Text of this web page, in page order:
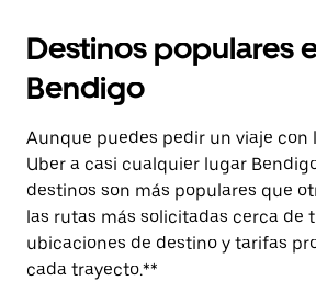
Destinos populares
Bendigo
Aunque puedes pedir un viaje con
Uber a casi cualquier lugar
destinos son más populares que
las rutas más solicitadas cerca de
ubicaciones de destino y tarifas
cada trayecto.**